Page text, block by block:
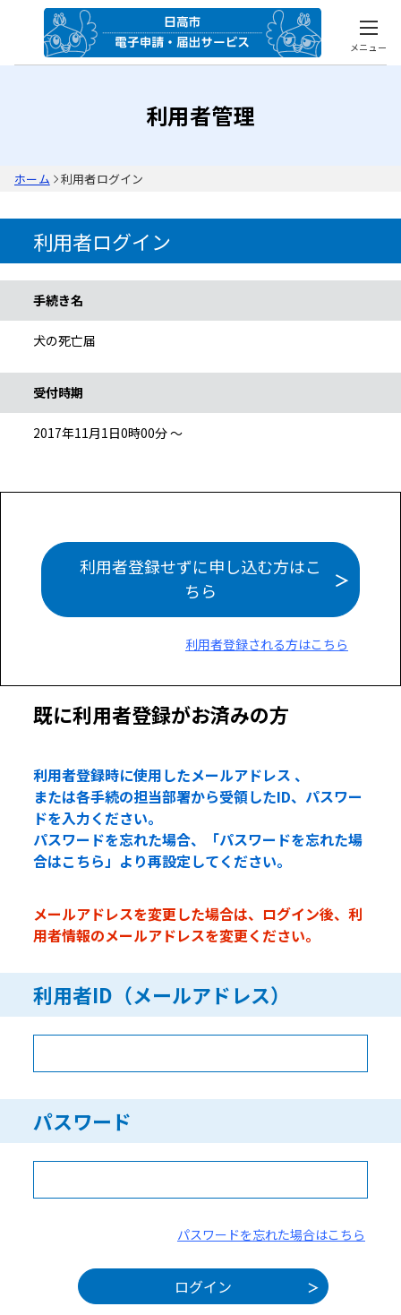
メニュー
利用者管理
ホーム 利用者ログイン
利用者ログイン
手続き名
犬の死亡届
受付時期
2017年11月1日0時00分 ～
利用者登録せずに申し込む方はこ
ちら
利用者登録される方はこちら
既に利用者登録がお済みの方
利用者登録時に使用したメールアドレス 、
または各手続の担当部署から受領したID、パスワー
ドを入力ください。
パスワードを忘れた場合、「パスワードを忘れた場
合はこちら」より再設定してください。
メールアドレスを変更した場合は、ログイン後、利
用者情報のメールアドレスを変更ください。
利用者ID（メールアドレス）
パスワード
パスワードを忘れた場合はこちら